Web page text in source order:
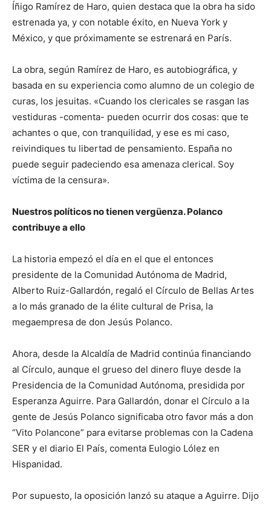
Íñigo Ramírez de Haro, quien destaca que la obra ha sido
estrenada ya, y con notable éxito, en Nueva York y
México, y que próximamente se estrenará en París.
La obra, según Ramírez de Haro, es autobiográfica, y
basada en su experiencia como alumno de un colegio de
curas, los jesuitas. «Cuando los clericales se rasgan las
vestiduras -comenta- pueden ocurrir dos cosas: que te
achantes o que, con tranquilidad, y ese es mi caso,
reivindiques tu libertad de pensamiento. España no
puede seguir padeciendo esa amenaza clerical. Soy
víctima de la censura».
Nuestros políticos no tienen vergüenza. Polanco
contribuye a ello
La historia empezó el día en el que el entonces
presidente de la Comunidad Autónoma de Madrid,
Alberto Ruiz-Gallardón, regaló el Círculo de Bellas Artes
a lo más granado de la élite cultural de Prisa, la
megaempresa de don Jesús Polanco.
Ahora, desde la Alcaldía de Madrid continúa financiando
al Círculo, aunque el grueso del dinero fluye desde la
Presidencia de la Comunidad Autónoma, presidida por
Esperanza Aguirre. Para Gallardón, donar el Círculo a la
gente de Jesús Polanco significaba otro favor más a don
“Vito Polancone” para evitarse problemas con la Cadena
SER y el diario El País, comenta Eulogio Lólez en
Hispanidad.
Por supuesto, la oposición lanzó su ataque a Aguirre. Dijo